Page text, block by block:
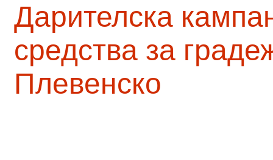
Дарителска
средства за
Плевенско